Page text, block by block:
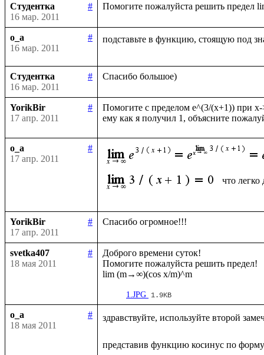
Студентка
#
16 мар. 2011
o_a
#
16 мар. 2011
подставьте в функцию, стоящую под
Студентка
#
16 мар. 2011
YorikBir
#
17 апр. 2011
Помогите с пределом e^(3/(x+1)) при x-
o_a
#
17 апр. 2011
что легко
YorikBir
#
17 апр. 2011
svetka407
#
18 мая 2011
Доброго времени суток!
Помогите пожалуйста решить предел!
1.JPG 1.9KB
o_a
#
18 мая 2011
здравствуйте, используйте второй
представив функцию косинус по